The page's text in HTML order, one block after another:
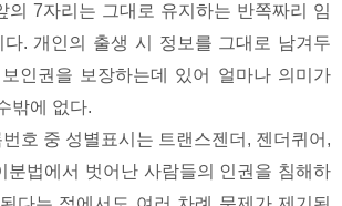
의 7자리는 그대로 유지하는 반쪽짜리 임
다. 개인의 출생 시 정보를 그대로 남겨두
인권을 보장하는데 있어 얼마나 의미가
밖에 없다.
호 중 성별표시는 트랜스젠더, 젠더퀴어,
분법에서 벗어난 사람들의 인권을 침해하